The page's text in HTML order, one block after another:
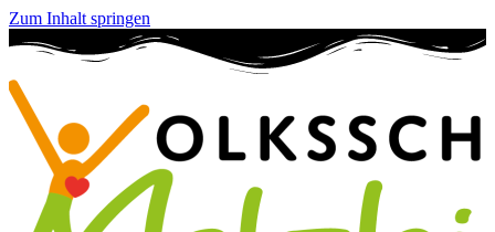
Zum Inhalt springen